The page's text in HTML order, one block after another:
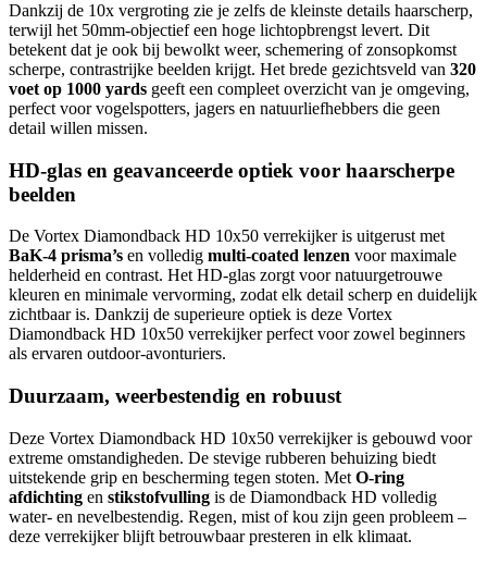
Dankzij de 10x vergroting zie je zelfs de kleinste details haarscherp,
terwijl het 50mm-objectief een hoge lichtopbrengst levert. Dit
betekent dat je ook bij bewolkt weer, schemering of zonsopkomst
scherpe, contrastrijke beelden krijgt. Het brede gezichtsveld van 320
voet op 1000 yards geeft een compleet overzicht van je omgeving,
perfect voor vogelspotters, jagers en natuurliefhebbers die geen
detail willen missen.
HD-glas en geavanceerde optiek voor haarscherpe
beelden
De Vortex Diamondback HD 10x50 verrekijker is uitgerust met
BaK-4 prisma’s en volledig multi-coated lenzen voor maximale
helderheid en contrast. Het HD-glas zorgt voor natuurgetrouwe
kleuren en minimale vervorming, zodat elk detail scherp en duidelijk
zichtbaar is. Dankzij de superieure optiek is deze Vortex
Diamondback HD 10x50 verrekijker perfect voor zowel beginners
als ervaren outdoor-avonturiers.
Duurzaam, weerbestendig en robuust
Deze Vortex Diamondback HD 10x50 verrekijker is gebouwd voor
extreme omstandigheden. De stevige rubberen behuizing biedt
uitstekende grip en bescherming tegen stoten. Met O-ring
afdichting en stikstofvulling is de Diamondback HD volledig
water- en nevelbestendig. Regen, mist of kou zijn geen probleem –
deze verrekijker blijft betrouwbaar presteren in elk klimaat.